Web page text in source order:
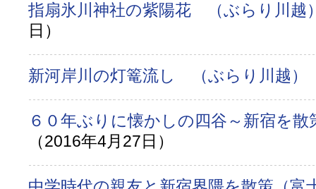
指扇氷川神社の紫陽花 （ぶらり川越
日）
新河岸川の灯篭流し （ぶらり川越）
６０年ぶりに懐かしの四谷～新宿を
（2016年4月27日）